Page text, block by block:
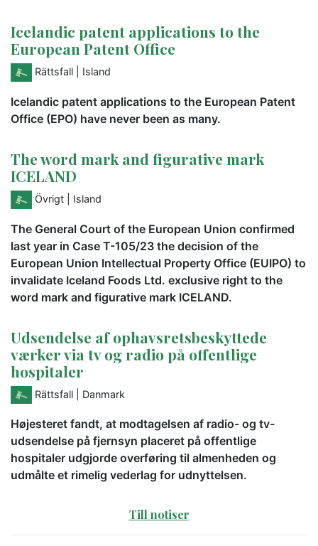
Icelandic patent applications to the
European Patent Office
Rättsfall | Island
Icelandic patent applications to the European Patent
Office (EPO) have never been as many.
The word mark and figurative mark
ICELAND
Övrigt | Island
The General Court of the European Union confirmed
last year in Case T-105/23 the decision of the
European Union Intellectual Property Office (EUIPO) to
invalidate Iceland Foods Ltd. exclusive right to the
word mark and figurative mark ICELAND.
Udsendelse af ophavsretsbeskyttede
værker via tv og radio på offentlige
hospitaler
Rättsfall | Danmark
Højesteret fandt, at modtagelsen af radio- og tv-
udsendelse på fjernsyn placeret på offentlige
hospitaler udgjorde overføring til almenheden og
udmålte et rimelig vederlag for udnyttelsen.
Till notiser